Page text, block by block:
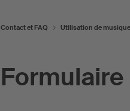
Contact et FAQ Utilisation de